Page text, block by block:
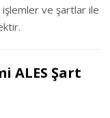
ve şartlar ile
ALES Şart